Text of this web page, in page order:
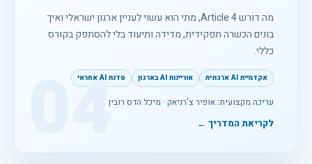
מה דורש Article 4, מתי הוא עשוי לעניין ארגון ישראלי ואיך
בונים הכשרה תפקידית, מדידה ותיעוד בלי להסתפק בקורס
כללי.
אקדמיית AI ארגונית אוריינות AI בארגון סדנת AI אחראי
עריכה מקצועית: אופיר צ'רניאק · מיכל הדס רובין
לקריאת המדריך ← 04